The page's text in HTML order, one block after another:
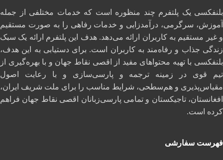
بلنفکسی یک پلتفرم چند منظوره است که خدمات مختلفی از جمله
آموزش، سرگرمی، درآمدزایی و خدمات رفاهی را به صورت مستقیم
و غیر مستقیم به کاربران ارائه می‌دهد. هدف این پلتفرم ارائه یک سبک
زندگی جذاب و رفاه‌مند به کاربران است. برای دستیابی به این هدف،
بلنفکسی با تهیه محتواهای مفید از اقصی نقاط جهان و با بهره‌گیری از
تیم قوی در زمینه ترجمه و پارسی‌سازی و با رعایت اصول
مقیاس‌پذیری و هم‌سطحی، شرایط مناسب را برای ملت شریف ایران،
افغانستان، تاجیکستان و تمامی پارسی‌زبانان اقصی نقاط جهان فراهم
کرده است.
فهرست سفارشی